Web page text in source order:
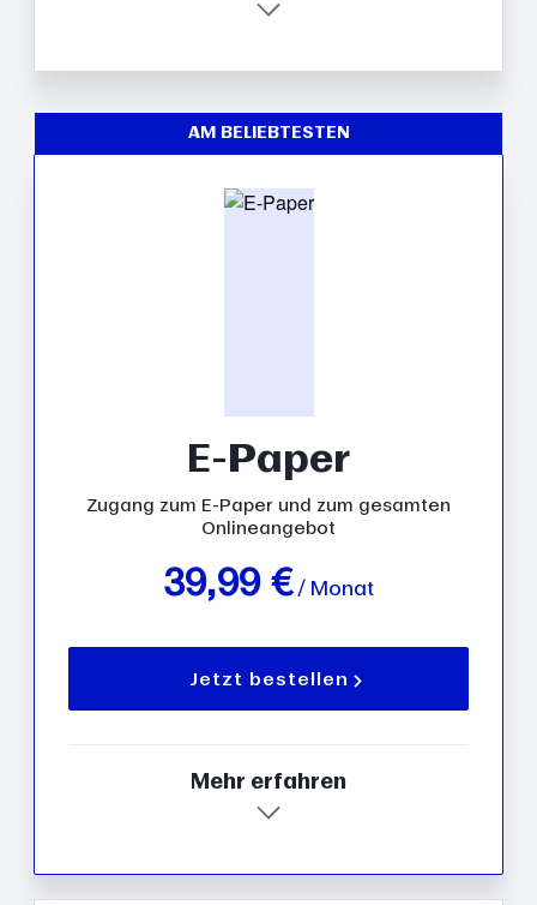
AM BELIEBTESTEN
E-Paper
Zugang zum E-Paper und zum gesamten
Onlineangebot
39,99 €/ Monat
Jetzt bestellen
Mehr erfahren